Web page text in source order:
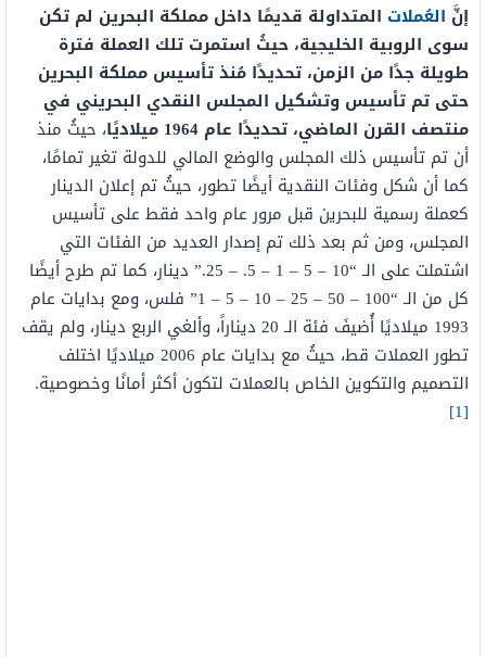
إنَّ العُملات المتداولة قديمًا داخل مملكة البحرين لم تكن
سوى الروبية الخليجية، حيثُ استمرت تلك العملة فترة
طويلة جدًا من الزمن، تحديدًا مُنذ تأسيس مملكة البحرين
حتى تم تأسيس وتشكيل المجلس النقدي البحريني في
منتصف القرن الماضي، تحديدًا عام 1964 ميلاديًا
، حيثُ منذ
أن تم تأسيس ذلك المجلس والوضع المالي للدولة تغير تمامًا،
كما أن شكل وفئات النقدية أيضًا تطور، حيثُ تم إعلان الدينار
كعملة رسمية للبحرين قبل مرور عام واحد فقط على تأسيس
المجلس، ومن ثم بعد ذلك تم إصدار العديد من الفئات التي
اشتملت على الـ “10 – 5 – 1 – 5. – 25.” دينار، كما تم طرح أيضًا
كل من الـ “100 – 50 – 25 – 10 – 5 – 1” فلس، ومع بدايات عام
1993 ميلاديًا أُضيفَ فئة الـ 20 ديناراً، وألغي الربع دينار، ولم يقف
تطور العملات قط، حيثُ مع بدايات عام 2006 ميلاديًا اختلف
التصميم والتكوين الخاص بالعملات لتكون أكثر أمانًا وخصوصية.
[1]